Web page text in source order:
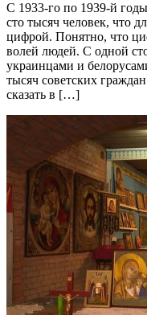
С 1933-го по 1939-й
сто тысяч человек, что
цифрой. Понятно, что
волей людей. С одной
украинцами и
тысяч советских
сказать в […]